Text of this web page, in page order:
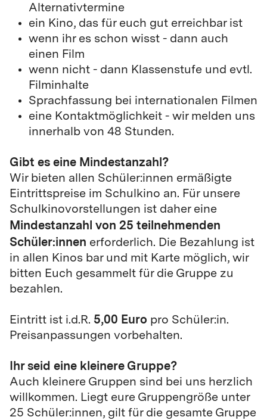
Alternativtermine
ein Kino, das für euch gut erreichbar ist
wenn ihr es schon wisst - dann auch
einen Film
wenn nicht - dann Klassenstufe und evtl.
Filminhalte
Sprachfassung bei internationalen Filmen
eine Kontaktmöglichkeit - wir melden uns
innerhalb von 48 Stunden.
Gibt es eine Mindestanzahl?
Wir bieten allen Schüler:innen ermäßigte
Eintrittspreise im Schulkino an. Für unsere
Schulkinovorstellungen ist daher eine
Mindestanzahl von 25 teilnehmenden
Schüler:innen erforderlich. Die Bezahlung ist
in allen Kinos bar und mit Karte möglich, wir
bitten Euch gesammelt für die Gruppe zu
bezahlen.
Eintritt ist i.d.R. 5,00 Euro pro Schüler:in.
Preisanpassungen vorbehalten.
Ihr seid eine kleinere Gruppe?
Auch kleinere Gruppen sind bei uns herzlich
willkommen. Liegt eure Gruppengröße unter
25 Schüler:innen, gilt für die gesamte Gruppe